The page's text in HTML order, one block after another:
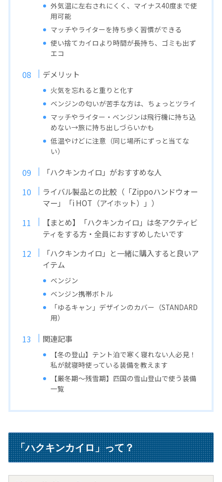
外気温に左右されにくく、マイナス40度まで使
用可能
マッチやライターを持ち歩く習慣ができる
使い捨てカイロより時間が長持ち、ゴミも出ず
エコ
デメリット
火気を忘れると重りと化す
ベンジンの匂いが苦手な方は、ちょっとツライ
マッチやライター・ベンジンは飛行機に持ち込
めない→旅に持ち出しづらいかも
低温やけどに注意（同じ場所にずっと当てな
い）
「ハクキンカイロ」がおすすめな人
ライバル製品との比較（「Zippoハンドウォー
マー」「i HOT（アイホット）」）
【まとめ】「ハクキンカイロ」は冬アクティビ
ティをする方・全員におすすめしたいです
「ハクキンカイロ」と一緒に購入すると良いア
イテム
ベンジン
ベンジン携帯ボトル
「ゆるキャン」デザインのカバー（STANDARD
用）
関連記事
【冬の登山】テント泊で寒く寝れない人必見！
私が就寝時使っている装備を教えます
【厳冬期〜残雪期】四国の雪山登山で使う装備
一覧
「ハクキンカイロ」って？